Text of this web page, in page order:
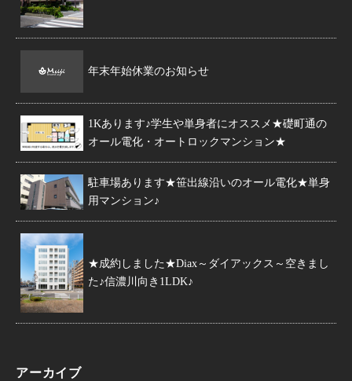
年末年始休業のお知らせ
1Kあります♪学生や単身者にオススメ★礎町通の
オール電化・オートロックマンション★
駐車場あります★笹出線沿いのオール電化★単身
用マンション♪
★成約しました★Diax～ダイアックス～空きまし
た♪信濃川向き1LDK♪
アーカイブ